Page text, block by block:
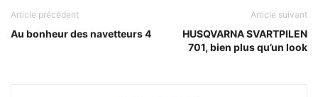
Article précédent
Au bonheur des navetteurs 4
Article suivant
HUSQVARNA SVARTPILEN
701, bien plus qu’un look